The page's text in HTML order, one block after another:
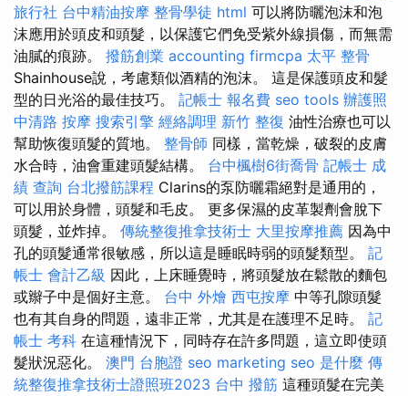
旅行社 台中精油按摩 整骨學徒 html 可以將防曬泡沫和泡
沫應用於頭皮和頭髮，以保護它們免受紫外線損傷，而無需
油膩的痕跡。 撥筋創業 accounting firmcpa 太平 整骨
Shainhouse說，考慮類似酒精的泡沫。 這是保護頭皮和髮
型的日光浴的最佳技巧。 記帳士 報名費 seo tools 辦護照
中清路 按摩 搜索引擎 經絡調理 新竹 整復 油性治療也可以
幫助恢復頭髮的質地。 整骨師 同樣，當乾燥，破裂的皮膚
水合時，油會重建頭髮結構。 台中楓樹6街喬骨 記帳士 成
績 查詢 台北撥筋課程 Clarins的泵防曬霜絕對是通用的，
可以用於身體，頭髮和毛皮。 更多保濕的皮革製劑會脫下
頭髮，並炸掉。 傳統整復推拿技術士 大里按摩推薦 因為中
孔的頭髮通常很敏感，所以這是睡眠時弱的頭髮類型。 記
帳士 會計乙級 因此，上床睡覺時，將頭髮放在鬆散的麵包
或辮子中是個好主意。 台中 外燴 西屯按摩 中等孔隙頭髮
也有其自身的問題，遠非正常，尤其是在護理不足時。 記
帳士 考科 在這種情況下，同時存在許多問題，這立即使頭
髮狀況惡化。 澳門 台胞證 seo marketing seo 是什麼 傳
統整復推拿技術士證照班2023 台中 撥筋 這種頭髮在完美